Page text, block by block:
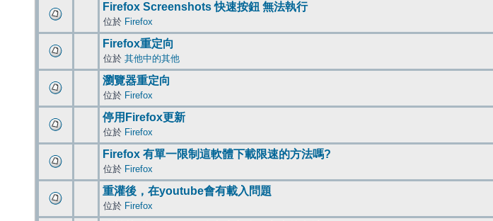
Firefox Screenshots 快速按鈕 無法執行
位於 Firefox
Firefox重定向
位於 其他中的其他
瀏覽器重定向
位於 Firefox
停用Firefox更新
位於 Firefox
Firefox 有單一限制這軟體下載限速的方法嗎?
位於 Firefox
重灌後，在youtube會有載入問題
位於 Firefox